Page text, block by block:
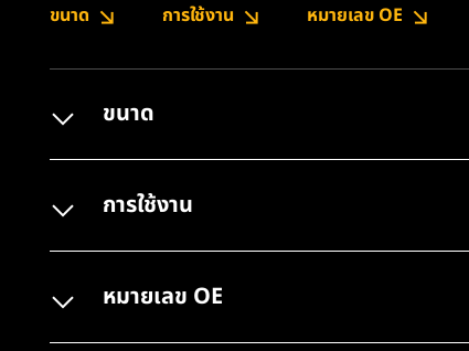
ขนาด การใช้งาน หมายเลข OE
ขนาด
การใช้งาน
หมายเลข OE